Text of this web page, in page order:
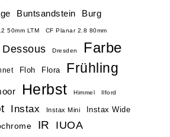
Buntsandstein Burg
50mm LTM CF Planar 2.8 80mm
Dessous Dresden Farbe
Floh Flora Frühling
Herbst Himmel Ilford
Instax Instax Mini
Instax Wide
IR
IUOA